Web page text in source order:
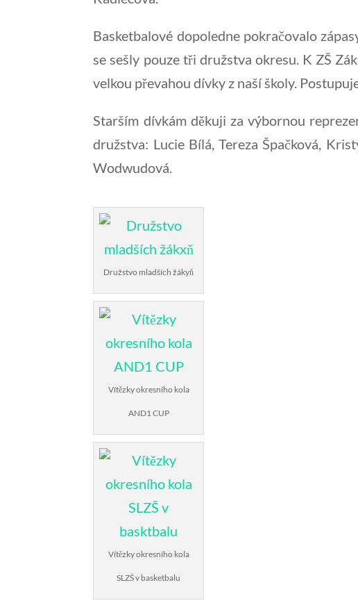
Basketbalové dopoledne pokračovalo
se sešly pouze tři družstva okresu. K ZŠ
velkou převahou dívky z naší školy.
Starším dívkám děkuji za výbornou
družstva: Lucie Bílá, Tereza Špačková,
Wodwudová.
Družstvo mladších žákyň
Vítězky okresního kola
AND1 CUP
Vítězky okresního kola
SLZŠ v basketbalu